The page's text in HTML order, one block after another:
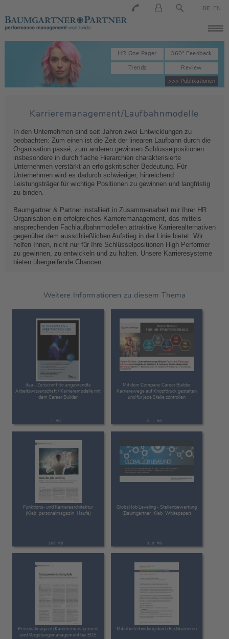
DE EN
>>> Publikationen
360° Feedback
HR One Pager
Review
Trends
Karrieremanagement/Laufbahnmodelle
In den Unternehmen sind seit Jahren zwei Entwicklungen zu
beobachten: Zum einen ist die Zeit der linearen Laufbahn durch die
Organisation passé, zum anderen gewinnen Schlüsselpositionen
insbesondere in durch flache Hierarchien charakterisierte
Unternehmen verstärkt an erfolgskritischer Bedeutung. Für
Unternehmen wird es dadurch schwieriger, hinreichend
Leistungsträger für wichtige Positionen zu gewinnen und langfristig
zu binden.
Baumgartner & Partner installiert in Zusammenarbeit mir Ihrer HR
Organisation ein erfolgreiches Karrieremanagement, das mittels
ansprechenden Fachlaufbahnmodellen attraktive Karrierealternativen
gegenüber dem ausschließlichen Aufstieg in der Linie bietet. Wir
helfen Ihnen, nicht nur für Ihre Schlüsselpositionen High Performer
zu gewinnen, zu entwickeln und zu halten. Unsere Karrieresysteme
bieten übergreifende Chancen.
Weitere Informationen zu diesem Thema
ifaa - Zeitschrift für angewandte
Arbeitswissenschaft / Karrieremodelle mit
dem Career Builder
1 MB
Mit dem Company Career Builder
Karrierewege auf Knopfdruck gestalten
und für jede Stelle controllen
2.1 MB
Funktions- und Karrierearchitektur
(Kleb_personalmagazin_Haufe)
169 KB
Global Job Leveling - Stellenbewertung
(Baumgartner_Kleb_Whitepaper)
3.9 MB
Personalmagazin Karrieremanagement
und Vergütungsmanagement bei EOS
Mitarbeiterbindung durch Fachkarrieren